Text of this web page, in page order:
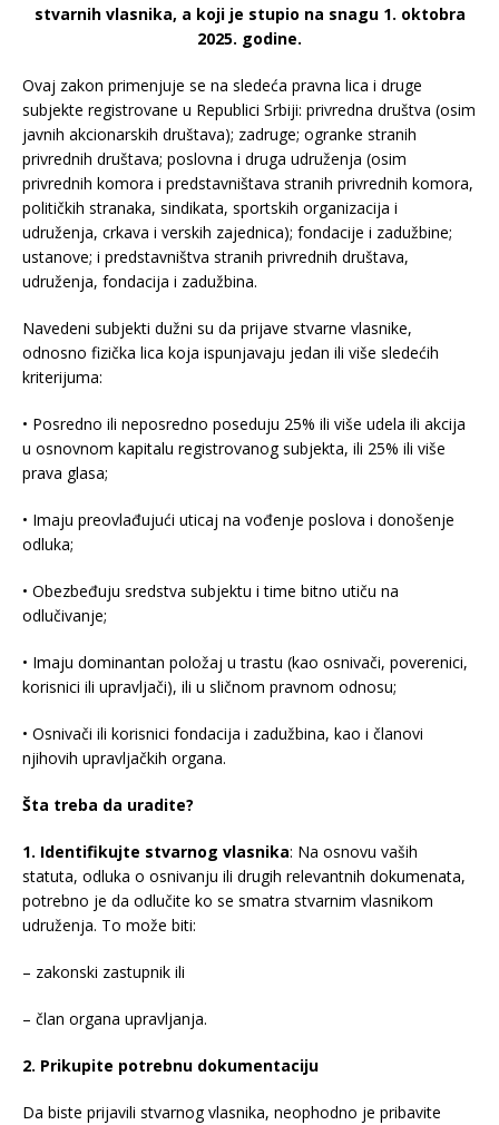
stvarnih vlasnika, a koji je stupio na snagu 1. oktobra
2025. godine.
Ovaj zakon primenjuje se na sledeća pravna lica i druge
subjekte registrovane u Republici Srbiji: privredna društva (osim
javnih akcionarskih društava); zadruge; ogranke stranih
privrednih društava; poslovna i druga udruženja (osim
privrednih komora i predstavništava stranih privrednih komora,
političkih stranaka, sindikata, sportskih organizacija i
udruženja, crkava i verskih zajednica); fondacije i zadužbine;
ustanove; i predstavništva stranih privrednih društava,
udruženja, fondacija i zadužbina.
Navedeni subjekti dužni su da prijave stvarne vlasnike,
odnosno fizička lica koja ispunjavaju jedan ili više sledećih
kriterijuma:
• Posredno ili neposredno poseduju 25% ili više udela ili akcija
u osnovnom kapitalu registrovanog subjekta, ili 25% ili više
prava glasa;
• Imaju preovlađujući uticaj na vođenje poslova i donošenje
odluka;
• Obezbeđuju sredstva subjektu i time bitno utiču na
odlučivanje;
• Imaju dominantan položaj u trastu (kao osnivači, poverenici,
korisnici ili upravljači), ili u sličnom pravnom odnosu;
• Osnivači ili korisnici fondacija i zadužbina, kao i članovi
njihovih upravljačkih organa.
Šta treba da uradite?
1. Identifikujte stvarnog vlasnika: Na osnovu vaših
statuta, odluka o osnivanju ili drugih relevantnih dokumenata,
potrebno je da odlučite ko se smatra stvarnim vlasnikom
udruženja. To može biti:
– zakonski zastupnik ili
– član organa upravljanja.
2. Prikupite potrebnu dokumentaciju
Da biste prijavili stvarnog vlasnika, neophodno je pribavite